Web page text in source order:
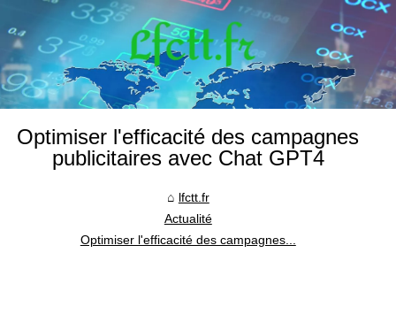
Optimiser l'efficacité des campagnes
publicitaires avec Chat GPT4
lfctt.fr
Actualité
Optimiser l'efficacité des campagnes...